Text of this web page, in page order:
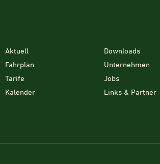
Aktuell
Fahrplan
Tarife
Kalender
Downloads
Unternehmen
Jobs
Links & Partner